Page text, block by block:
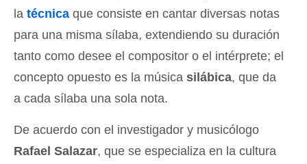
la técnica que consiste en cantar diversas notas
para una misma sílaba, extendiendo su duración
tanto como desee el compositor o el intérprete; el
concepto opuesto es la música silábica, que da
a cada sílaba una sola nota.
De acuerdo con el investigador y musicólogo
Rafael Salazar, que se especializa en la cultura